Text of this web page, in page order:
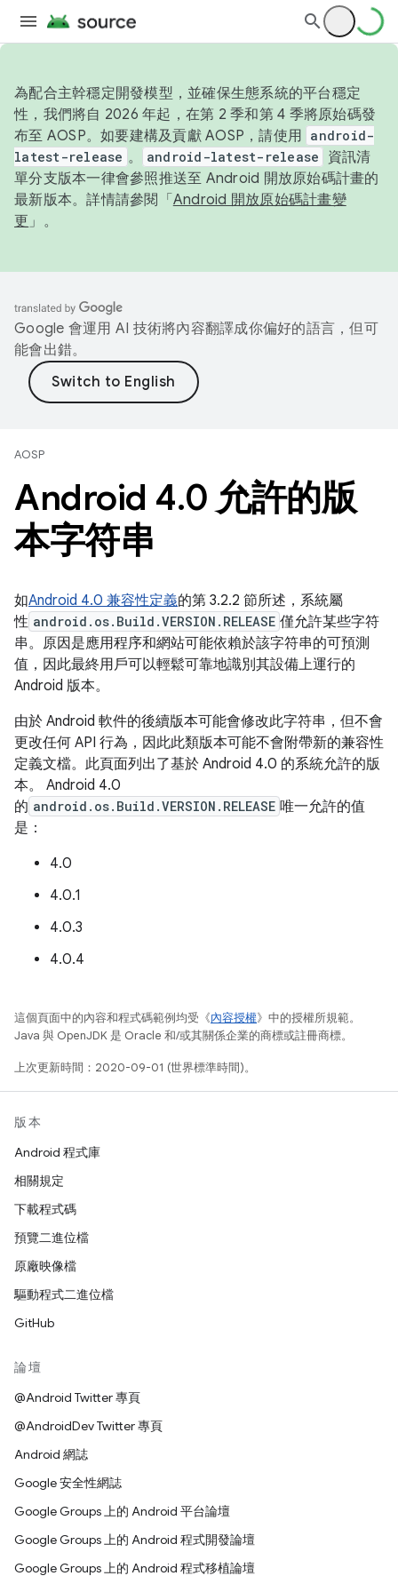
為配合主幹穩定開發模型，並確保生態系統的平台穩定
性，我們將自 2026 年起，在第 2 季和第 4 季將原始碼發
布至 AOSP。如要建構及貢獻 AOSP，請使用 android-
latest-release 。 android-latest-release
資訊清
單分支版本一律會參照推送至 Android 開放原始碼計畫的
最新版本。詳情請參閱「 Android 開放原始碼計畫變
更 」。
Google 會運用 AI 技術將內容翻譯成你偏好的語言，但可
能會出錯。
AOSP
Android 4.0 允許的版
本字符串
如Android 4.0 兼容性定義的第 3.2.2 節所述，系統屬
性 android.os.Build.VERSION.RELEASE 僅允許某些字符
串。原因是應用程序和網站可能依賴於該字符串的可預測
值，因此最終用戶可以輕鬆可靠地識別其設備上運行的
Android 版本。
由於 Android 軟件的後續版本可能會修改此字符串，但不會
更改任何 API 行為，因此此類版本可能不會附帶新的兼容性
定義文檔。此頁面列出了基於 Android 4.0 的系統允許的版
本。 Android 4.0
的 android.os.Build.VERSION.RELEASE 唯一允許的值
是：
4.0
4.0.1
4.0.3
4.0.4
這個頁面中的內容和程式碼範例均受《內容授權》中的授權所規範。
Java 與 OpenJDK 是 Oracle 和/或其關係企業的商標或註冊商標。
上次更新時間：2020-09-01 (世界標準時間)。
版本
Android 程式庫
相關規定
下載程式碼
預覽二進位檔
原廠映像檔
驅動程式二進位檔
GitHub
論壇
@Android Twitter 專頁
@AndroidDev Twitter 專頁
Android 網誌
Google 安全性網誌
Google Groups 上的 Android 平台論壇
Google Groups 上的 Android 程式開發論壇
Google Groups 上的 Android 程式移植論壇